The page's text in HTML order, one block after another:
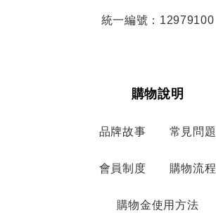
統一編號：12979100
購物說明
品牌故事 常見問題
會員制度 購物流程
購物金使用方法